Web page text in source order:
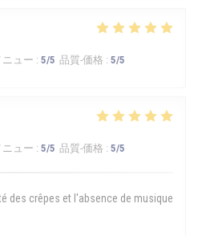
ニュー : 5/5 品質-価格 : 5/5
ニュー : 5/5 品質-価格 : 5/5
des crêpes et l'absence de musique